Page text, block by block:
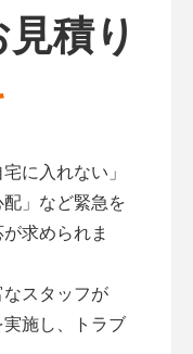
積り
に入れない」
配」など緊急を
求められま
スタッフが
実施し、トラブ